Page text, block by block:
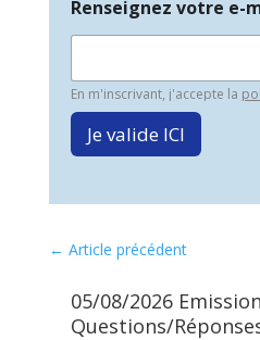
Renseignez votre e-
En m'inscrivant, j'accepte la
Je valide ICI
← Article précédent
05/08/2026
Questions/